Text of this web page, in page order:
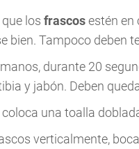
los frascosestén en
bien. Tampoco deben
durante 20
y jabón. Deben
una toalla
verticalmente,